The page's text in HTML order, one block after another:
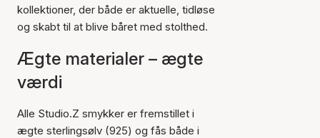
kollektioner, der både er aktuelle, tidløse
og skabt til at blive båret med stolthed.
Ægte materialer – ægte
værdi
Alle Studio.Z smykker er fremstillet i
ægte sterlingsølv (925) og fås både i